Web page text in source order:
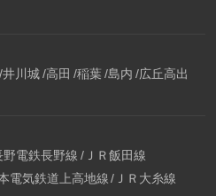
井川城 高田 稲葉 島内 広丘高出
野電鉄長野線 ＪＲ飯田線
電気鉄道上高地線
ＪＲ大糸線